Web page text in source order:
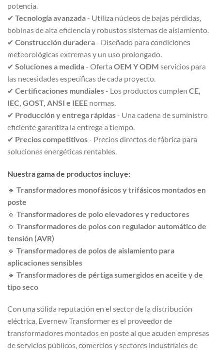
potencia.
✔ Tecnología avanzada- Utiliza núcleos de bajas pérdidas,
bobinas de alta eficiencia y robustos sistemas de aislamiento.
✔ Construcción duradera- Diseñado para condiciones
meteorológicas extremas y un uso prolongado.
✔ Soluciones a medida- Oferta OEM Y ODM servicios para
las necesidades específicas de cada proyecto.
✔ Certificaciones mundiales- Los productos cumplen CE,
IEC, GOST, ANSI e IEEE normas.
✔ Producción y entrega rápidas- Una cadena de suministro
eficiente garantiza la entrega a tiempo.
✔ Precios competitivos- Precios directos de fábrica para
soluciones energéticas rentables.
Nuestra gama de productos incluye:
🔹 Transformadores monofásicos y trifásicos montados en
poste
🔹 Transformadores de polo elevadores y reductores
🔹 Transformadores de polos con regulador automático de
tensión (AVR)
🔹 Transformadores de polos de aislamiento para
aplicaciones sensibles
🔹 Transformadores de pértiga sumergidos en aceite y de
tipo seco
Con una sólida reputación en el sector de la distribución
eléctrica, Evernew Transformer es el proveedor de
transformadores montados en poste al que acuden empresas
de servicios públicos, comercios y sectores industriales de